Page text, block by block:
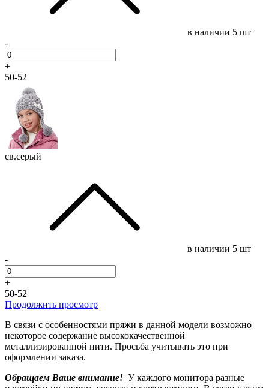
в наличии 5 шт
-
+
50-52
св.серый
в наличии 5 шт
-
+
50-52
Продолжить просмотр
В связи с особенностями пряжи в данной модели возможно
некоторое содержание высококачественной
металлизированной нити. Просьба учитывать это при
оформлении заказа.
Обращаем Ваше внимание! У каждого монитора разные